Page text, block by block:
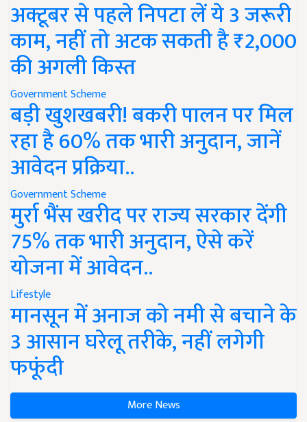
अक्टूबर से पहले निपटा लें ये 3 जरूरी
काम, नहीं तो अटक सकती है ₹2,000
की अगली किस्त
Government Scheme
बड़ी खुशखबरी! बकरी पालन पर मिल
रहा है 60% तक भारी अनुदान, जानें
आवेदन प्रक्रिया..
Government Scheme
मुर्रा भैंस खरीद पर राज्य सरकार देंगी
75% तक भारी अनुदान, ऐसे करें
योजना में आवेदन..
Lifestyle
मानसून में अनाज को नमी से बचाने के
3 आसान घरेलू तरीके, नहीं लगेगी
फफूंदी
More News